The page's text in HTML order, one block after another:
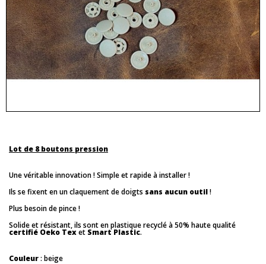
Lot de 8 boutons pression
Une véritable innovation ! Simple et rapide à installer !
Ils se fixent en un claquement de doigts sans aucun outil!
Plus besoin de pince !
Solide et résistant, ils sont en plastique recyclé à 50% haute qualité
certifié Oeko Texet Smart Plastic.
Couleur: beige